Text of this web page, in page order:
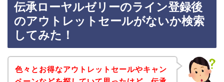
伝承ローヤルゼリーのライン登録後
のアウトレットセールがないか検索
してみた！
色々とお得なアウトレットセールやキャン